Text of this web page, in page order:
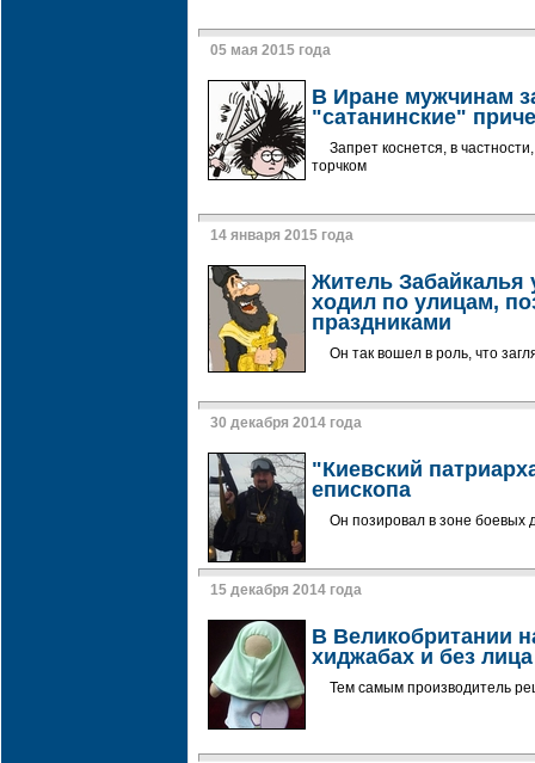
05 мая 2015 года
В Иране мужчинам
"сатанинские"
Запрет коснется, в
торчком
14 января 2015 года
Житель Забайкалья
ходил по улицам,
праздниками
Он так вошел в роль, что
30 декабря 2014 года
"Киевский
епископа
Он позировал в зоне боевых
15 декабря 2014 года
В Великобритании
хиджабах и без лица
Тем самым производитель